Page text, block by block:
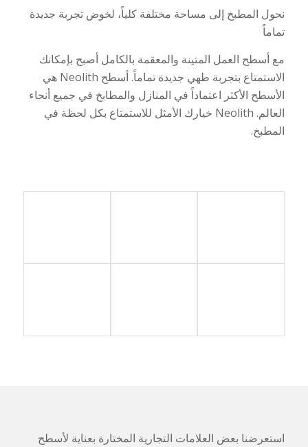
نحول المطبخ إلى مساحة مختلفة كلياً، لخوض تجربة جديدة
تماماً
مع أسطح العمل المتينة والمعقمة بالكامل أصبح بإمكانك
الاستمتاع بتجربة طهي جديدة تماماً. أسطح Neolith هي
الأسطح الأكثر اعتماداً في المنازل والمطابخ في جميع أنحاء
العالم. Neolith خيارك الأمثل للاستمتاع بكل لحظة في
المطبخ.
استعرضنا بعض العلامات التجارية المختارة بعناية لأسطح